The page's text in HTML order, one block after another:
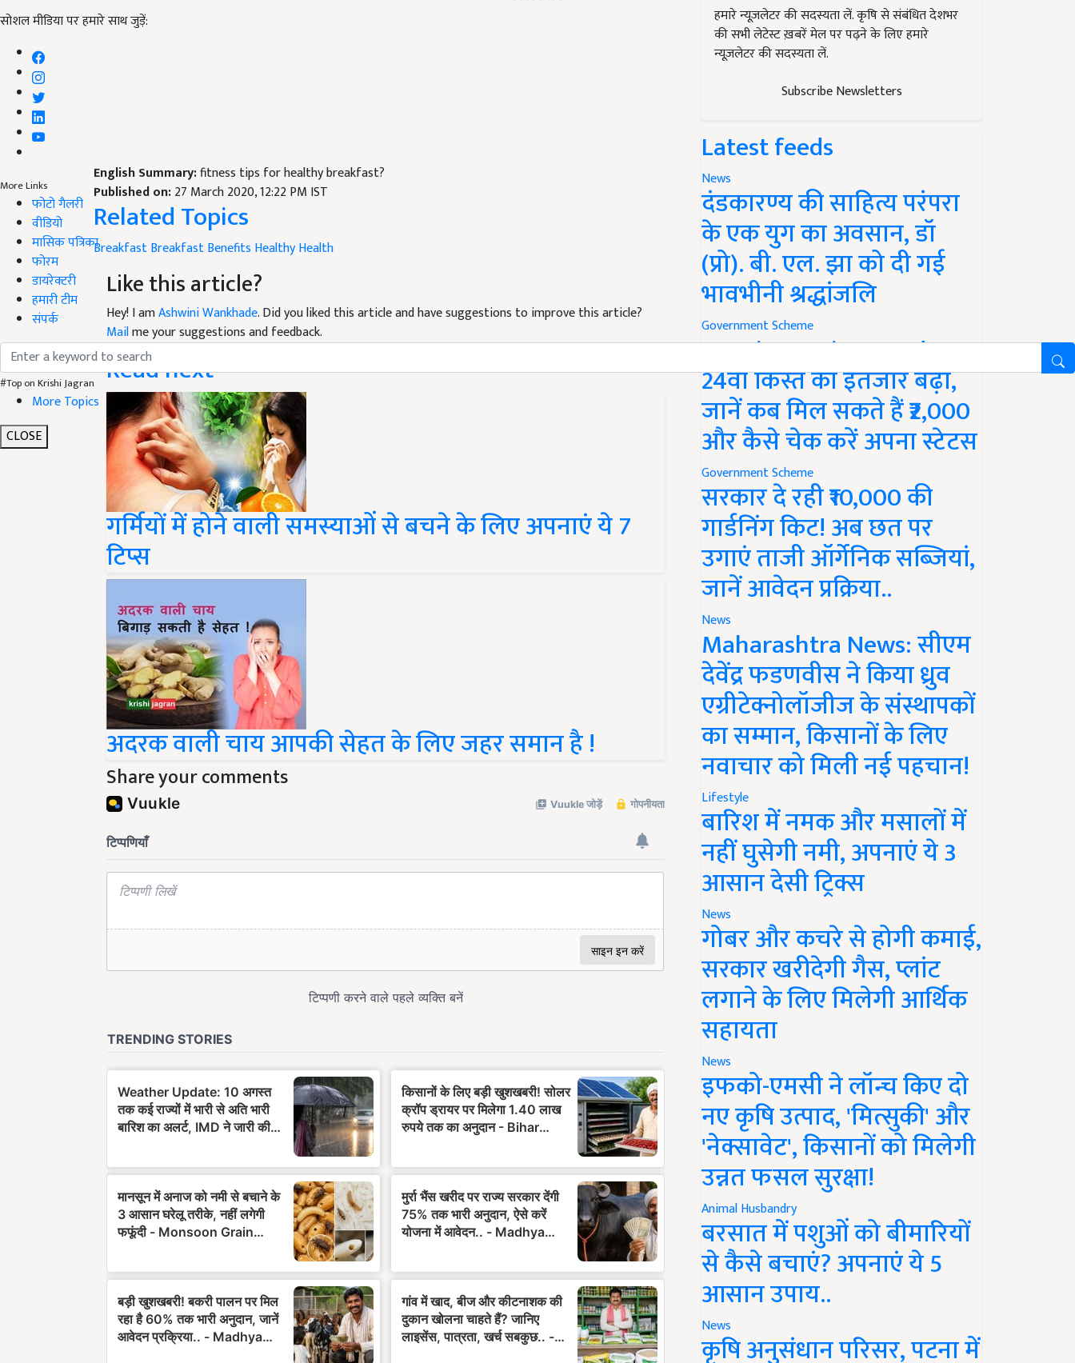
सोशल मीडिया पर हमारे साथ जुड़ें:
More Links
फोटो गैलरी
वीडियो
मासिक पत्रिका
फोरम
डायरेक्टरी
हमारी टीम
संपर्क
#Top on Krishi Jagran
More Topics
CLOSE
English Summary:fitness tips for healthy breakfast?
Published on:27 March 2020, 12:22 PM IST
Related Topics
BreakfastBreakfast Benefits HealthyHealth
Like this article?
Hey! I amAshwini Wankhade. Did you liked this article and have suggestions to improve this article?
Mailme your suggestions and feedback.
Read next
गर्मियों में होने वाली समस्याओं से बचने के लिए अपनाएं ये 7
टिप्स
अदरक वाली चाय आपकी सेहत के लिए जहर समान है !
Share your comments
हमारे न्यूज़लेटर की सदस्यता लें. कृषि से संबंधित देशभर
की सभी लेटेस्ट ख़बरें मेल पर पढ़ने के लिए हमारे
न्यूज़लेटर की सदस्यता लें.
Subscribe Newsletters
Latest feeds
News
दंडकारण्य की साहित्य परंपरा
के एक युग का अवसान, डॉ
(प्रो). बी. एल. झा को दी गई
भावभीनी श्रद्धांजलि
Government Scheme
PM Kisan Yojana Update:
24वीं किस्त का इंतजार बढ़ा,
जानें कब मिल सकते हैं ₹2,000
और कैसे चेक करें अपना स्टेटस
Government Scheme
सरकार दे रही ₹10,000 की
गार्डनिंग किट! अब छत पर
उगाएं ताजी ऑर्गेनिक सब्जियां,
जानें आवेदन प्रक्रिया..
News
Maharashtra News: सीएम
देवेंद्र फडणवीस ने किया ध्रुव
एग्रीटेक्नोलॉजीज के संस्थापकों
का सम्मान, किसानों के लिए
नवाचार को मिली नई पहचान!
Lifestyle
बारिश में नमक और मसालों में
नहीं घुसेगी नमी, अपनाएं ये 3
आसान देसी ट्रिक्स
News
गोबर और कचरे से होगी कमाई,
सरकार खरीदेगी गैस, प्लांट
लगाने के लिए मिलेगी आर्थिक
सहायता
News
इफको-एमसी ने लॉन्च किए दो
नए कृषि उत्पाद, 'मित्सुकी' और
'नेक्सावेट', किसानों को मिलेगी
उन्नत फसल सुरक्षा!
Animal Husbandry
बरसात में पशुओं को बीमारियों
से कैसे बचाएं? अपनाएं ये 5
आसान उपाय..
News
कृषि अनुसंधान परिसर, पटना में